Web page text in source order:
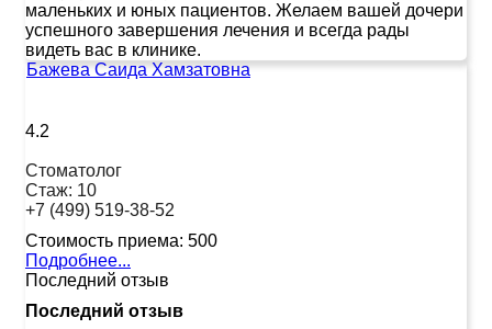
маленьких и юных пациентов. Желаем вашей дочери
успешного завершения лечения и всегда рады
видеть вас в клинике.
Бажева Саида Хамзатовна
4.2
Стоматолог
Стаж: 10
+7 (499) 519-38-52
Стоимость приема: 500
Подробнее...
Последний отзыв
Последний отзыв